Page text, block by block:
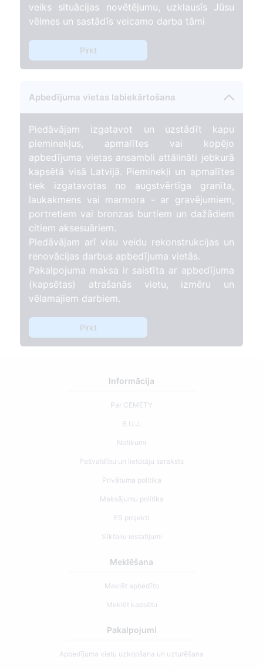
veiks situācijas novētējumu, uzklausīs Jūsu
vēlmes un sastādīs veicamo darba tāmi
Pirkt
Apbedījuma vietas labiekārtošana
Piedāvājam izgatavot un uzstādīt kapu
pieminekļus, apmalītes vai kopējo
apbedījuma vietas ansambli attālināti jebkurā
kapsētā visā Latvijā. Pieminekļi un apmalītes
tiek izgatavotas no augstvērtīga granīta,
laukakmens vai marmora - ar gravējumiem,
portretiem vai bronzas burtiem un dažādiem
citiem aksesuāriem.
Piedāvājam arī visu veidu rekonstrukcijas un
renovācijas darbus apbedījuma vietās.
Pakalpojuma maksa ir saistīta ar apbedījuma
(kapsētas) atrašanās vietu, izmēru un
vēlamajiem darbiem.
Pirkt
Informācija
Par CEMETY
B.U.J.
Notikumi
Pašvaldību un lietotāju saraksts
Privātuma politika
Maksājumu politika
ES projekti
Sīkfailu iestatījumi
Meklēšana
Meklēt apbedīto
Meklēt kapsētu
Pakalpojumi
Apbedījuma vietu uzkopšana un uzturēšana